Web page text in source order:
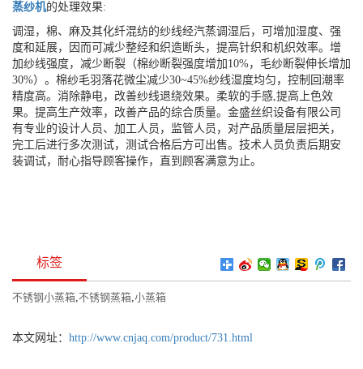
蒸纱机的处理效果:
调湿，棉、麻及其化纤混纺的纱线经汽蒸调湿后，可增加湿度、强
度和延展，因而可减少整经和织造断头，提高针织和机织效率。增
加纱线强度，减少断裂（棉纱断裂强度增加10%，毛纱断裂伸长增加
30%）。棉纱毛羽落花微尘减少30~45%纱线湿度均匀，控制回潮率
精度高。消除静电，改善纱线退绕效果。柔软的手感,提高上色效
果。提高生产效率，改善产品的综合质量。金盛丝织设备有限公司
有专业的设计人员、加工人员，监管人员，对产品质量层层把关，
完工后进行多次测试，测试合格后方可出售。技术人员负责后期安
装调试，耐心指导顾客操作，直到顾客满意为止。
标签
不锈钢小蒸箱,不锈钢蒸箱,小蒸箱
本文网址： http://www.cnjaq.com/product/731.html